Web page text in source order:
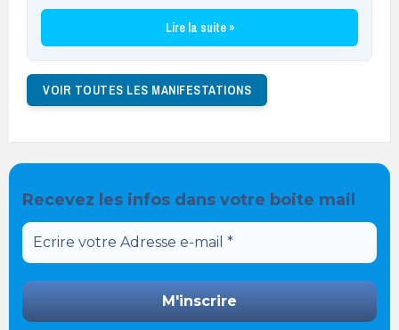
Lire la suite »
VOIR TOUTES LES MANIFESTATIONS
Recevez les infos dans votre boite mail